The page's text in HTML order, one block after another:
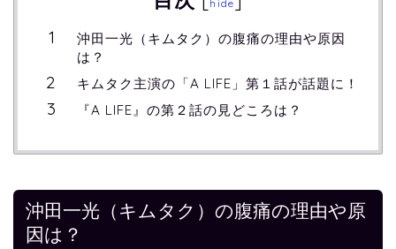
hide
沖田一光（キムタク）の腹痛の理由や原因
は？
キムタク主演の「A LIFE」第１話が話題に！
『A LIFE』の第２話の見どころは？
沖田一光（キムタク）の腹痛の理由や原
因は？